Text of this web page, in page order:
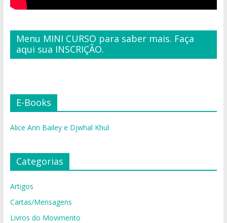
Menu MINI CURSO para saber mais. Faça
aqui sua INSCRIÇÃO.
E-Books
Alice Ann Bailey e Djwhal Khul
Categorias
Artigos
Cartas/Mensagens
Livros do Movimento